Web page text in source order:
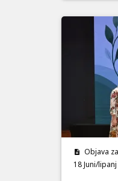
Objava
18 Juni/